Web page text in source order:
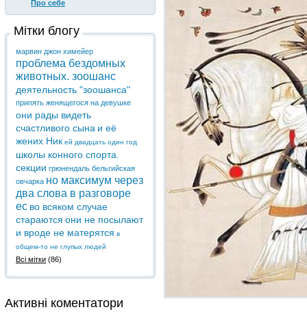
Про себе
Мітки блогу
марвин джон химейер
проблема бездомных
животных. зоошанс
деятельность "зоошанса"
припять женящегося на девушке
они рады видеть
счастливого сына и её
жених Ник ей двадцать один год
школы конного спорта.
секции грюнендаль бельгийская
овчарка но максимум через
два слова в разговоре
ес во всяком случае
стараются они не посылают
и вроде не матерятся в
общем-то не глупых людей
Всі мітки (86)
Активні коментатори